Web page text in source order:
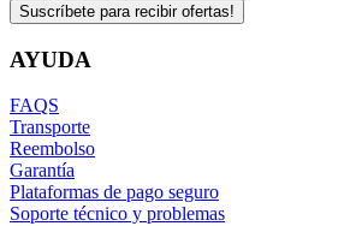
Suscríbete para recibir ofertas!
AYUDA
FAQS
Transporte
Reembolso
Garantía
Plataformas de pago seguro
Soporte técnico y problemas